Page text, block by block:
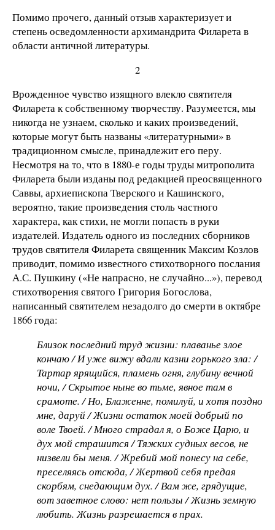
Помимо прочего, данный отзыв характеризует и
степень осведомленности архимандрита Филарета в
области античной литературы.
2
Врожденное чувство изящного влекло святителя
Филарета к собственному творчеству. Разумеется, мы
никогда не узнаем, сколько и каких произведений,
которые могут быть названы «литературными» в
традиционном смысле, принадлежит его перу.
Несмотря на то, что в 1880-е годы труды митрополита
Филарета были изданы под редакцией преосвященного
Саввы, архиепископа Тверского и Кашинского,
вероятно, такие произведения столь частного
характера, как стихи, не могли попасть в руки
издателей. Издатель одного из последних сборников
трудов святителя Филарета священник Максим Козлов
приводит, помимо известного стихотворного послания
А.С. Пушкину («Не напрасно, не случайно...»), перевод
стихотворения святого Григория Богослова,
написанный святителем незадолго до смерти в октябре
1866 года:
Близок последний труд жизни: плаванье злое
кончаю / И уже вижу вдали казни горького зла: /
Тартар ярящийся, пламень огня, глубину вечной
ночи, / Скрытое ныне во тьме, явное там в
срамоте. / Но, Блаженне, помилуй, и хотя поздно
мне, даруй / Жизни остаток моей добрый по
воле Твоей. / Много страдал я, о Боже Царю, и
дух мой страшится / Тяжких судных весов, не
низвели бы меня. / Жребий мой понесу на себе,
преселяясь отсюда, / Жертвой себя предая
скорбям, снедающим дух. / Вам же, грядущие,
вот заветное слово: нет пользы / Жизнь земную
любить. Жизнь разрешается в прах.